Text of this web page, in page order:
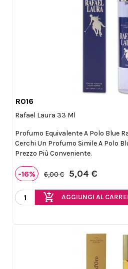
R016
Rafael Laura 33 Ml
Profumo Equivalente A Polo Blue
Cerchi Un Profumo Simile A Polo
Prezzo Più Conveniente.
-16% 6,00 € 5,04 €
add_shopping_cart AGGIUNGI AL